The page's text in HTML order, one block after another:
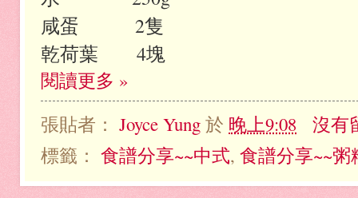
咸蛋 2隻
乾荷葉 4塊
閱讀更多 »
張貼者： Joyce Yung 於 晚上9:08
沒有
標籤： 食譜分享~~中式, 食譜分享~~粥